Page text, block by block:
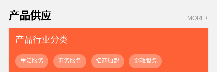
产品供应 MORE+
产品行业分类
生活服务 商务服务 招商加盟 金融服务